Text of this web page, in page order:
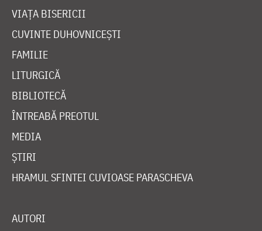
VIAȚA BISERICII
CUVINTE DUHOVNICEȘTI
FAMILIE
LITURGICĂ
BIBLIOTECĂ
ÎNTREABĂ PREOTUL
MEDIA
ȘTIRI
HRAMUL SFINTEI CUVIOASE PARASCHEVA
AUTORI